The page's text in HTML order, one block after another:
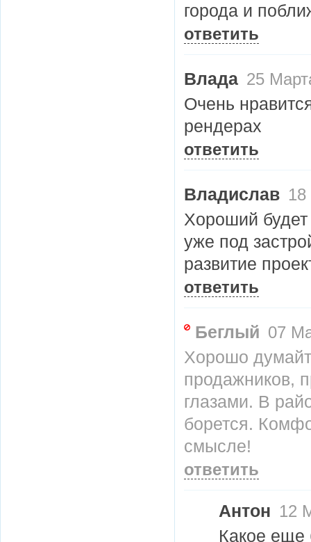
города и
ответить
Влада 25
Очень
рендерах
ответить
Владислав
Хороший
уже под
развитие
ответить
Беглый 07
Хорошо
продажников,
глазами. В
борется.
смысле!
ответить
Антон 12
Какое еще